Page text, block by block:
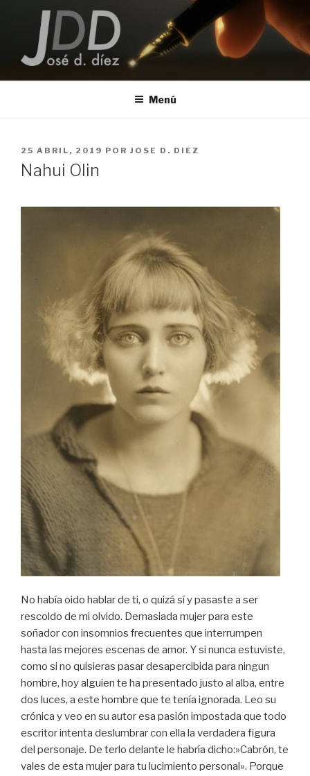
contenido
JOSE D. DIEZ
Menú
PUBLICADO
EL
25 ABRIL, 2019 POR JOSE D. DIEZ
Nahui Olin
No había oido hablar de ti, o quizá sí y pasaste a ser
rescoldo de mi olvido. Demasiada mujer para este
soñador con insomnios frecuentes que interrumpen
hasta las mejores escenas de amor. Y si nunca estuviste,
como si no quisieras pasar desapercibida para ningun
hombre, hoy alguien te ha presentado justo al alba, entre
dos luces, a este hombre que te tenía ignorada. Leo su
crónica y veo en su autor esa pasión impostada que todo
escritor intenta deslumbrar con ella la verdadera figura
del personaje. De terlo delante le habría dicho:»Cabrón, te
vales de esta mujer para tu lucimiento personal». Porque